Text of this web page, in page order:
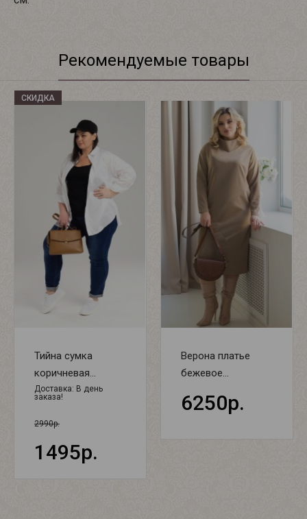
Рекомендуемые товары
СКИДКА
Тийна сумка
коричневая...
Доставка: В день
заказа!
2990р.
1495р.
Верона платье
бежевое...
6250р.